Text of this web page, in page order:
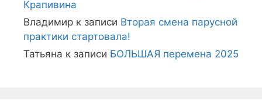
Крапивина
Владимир к записи Вторая смена парусной
практики стартовала!
Татьяна к записи БОЛЬШАЯ перемена 2025